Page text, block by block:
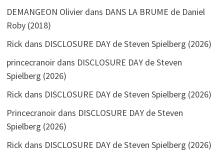
DEMANGEON Olivierdans DANS LA BRUME de Daniel
Roby (2018)
Rick dans DISCLOSURE DAY de Steven Spielberg (2026)
princecranoirdans DISCLOSURE DAY de Steven
Spielberg (2026)
Rick dans DISCLOSURE DAY de Steven Spielberg (2026)
Princecranoirdans DISCLOSURE DAY de Steven
Spielberg (2026)
Rick dans DISCLOSURE DAY de Steven Spielberg (2026)